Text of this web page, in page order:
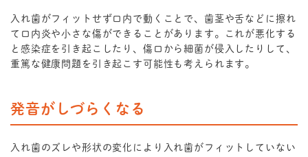
入れ歯がフィットせず口内で動くことで、歯茎や舌などに擦れ
て口内炎や小さな傷ができることがあります。これが悪化する
と感染症を引き起こしたり、傷口から細菌が侵入したりして、
重篤な健康問題を引き起こす可能性も考えられます。
発音がしづらくなる
入れ歯のズレや形状の変化により入れ歯がフィットしていない